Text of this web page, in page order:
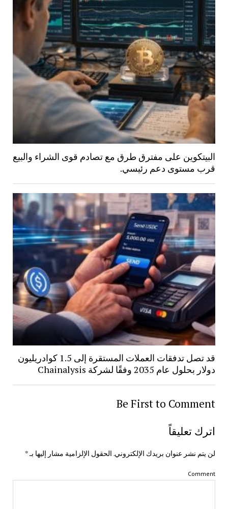
البيتكوين على مفترق طرق مع تصادم قوى الشراء والبيع
قرب مستوى دعم رئيسي.
قد تصل تدفقات العملات المستقرة إلى 1.5 كوادريليون
دولار بحلول عام 2035 وفقًا لشركة Chainalysis
Be First to Comment
اترك تعليقاً
لن يتم نشر عنوان بريدك الإلكتروني. الحقول الإلزامية مشار إليها بـ*
Comment